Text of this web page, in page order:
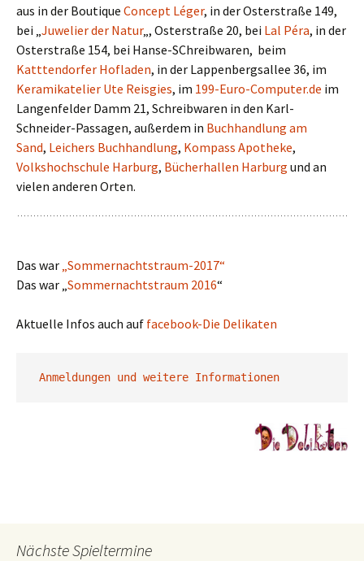
aus in der Boutique Concept Léger, in der Osterstraße 149,
bei „Juwelier der Natur„, Osterstraße 20, bei Lal Péra, in der
Osterstraße 154, bei Hanse-SChreibwaren, beim
Katttendorfer Hofladen, in der Lappenbergsallee 36, im
Keramikatelier Ute Reisgies, im 199-Euro-Computer.de im
Langenfelder Damm 21, Schreibwaren in den Karl-
Schneider-Passagen, außerdem in Buchhandlung am
Sand, Leichers Buchhandlung, Kompass Apotheke,
Volkshochschule Harburg, Bücherhallen Harburg und an
vielen anderen Orten.
Das war „Sommernachtstraum-2017“
Das war „Sommernachtstraum 2016“
Aktuelle Infos auch auf facebook-Die Delikaten
Anmeldungen und weitere Informationen
Nächste Spieltermine